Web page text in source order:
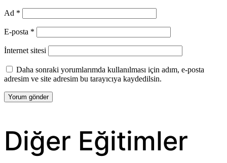
Ad *
E-posta *
İnternet sitesi
Daha sonraki yorumlarımda kullanılması için adım, e-posta
adresim ve site adresim bu tarayıcıya kaydedilsin.
Diğer Eğitimler